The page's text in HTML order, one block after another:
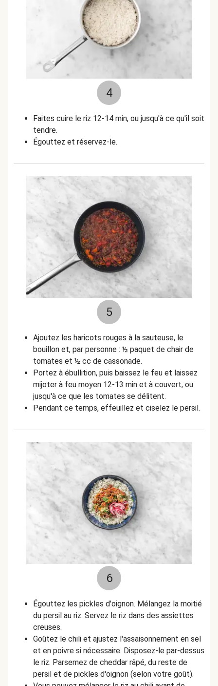
4
Faites cuire le riz 12-14 min, ou jusqu'à ce qu'il soit
tendre.
Égouttez et réservez-le.
5
Ajoutez les haricots rouges à la sauteuse, le
bouillon et, par personne : ½ paquet de chair de
tomates et ½ cc de cassonade.
Portez à ébullition, puis baissez le feu et laissez
mijoter à feu moyen 12-13 min et à couvert, ou
jusqu'à ce que les tomates se délitent.
Pendant ce temps, effeuillez et ciselez le persil.
6
Égouttez les pickles d'oignon. Mélangez la moitié
du persil au riz. Servez le riz dans des assiettes
creuses.
Goûtez le chili et ajustez l'assaisonnement en sel
et en poivre si nécessaire. Disposez-le par-dessus
le riz. Parsemez de cheddar râpé, du reste de
persil et de pickles d'oignon (selon votre goût).